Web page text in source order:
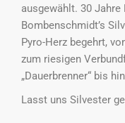
ausgewählt. 30
Bombenschmidt’s
Pyro-Herz begehrt,
zum riesigen
„Dauerbrenner“ bis
Lasst uns Silvester